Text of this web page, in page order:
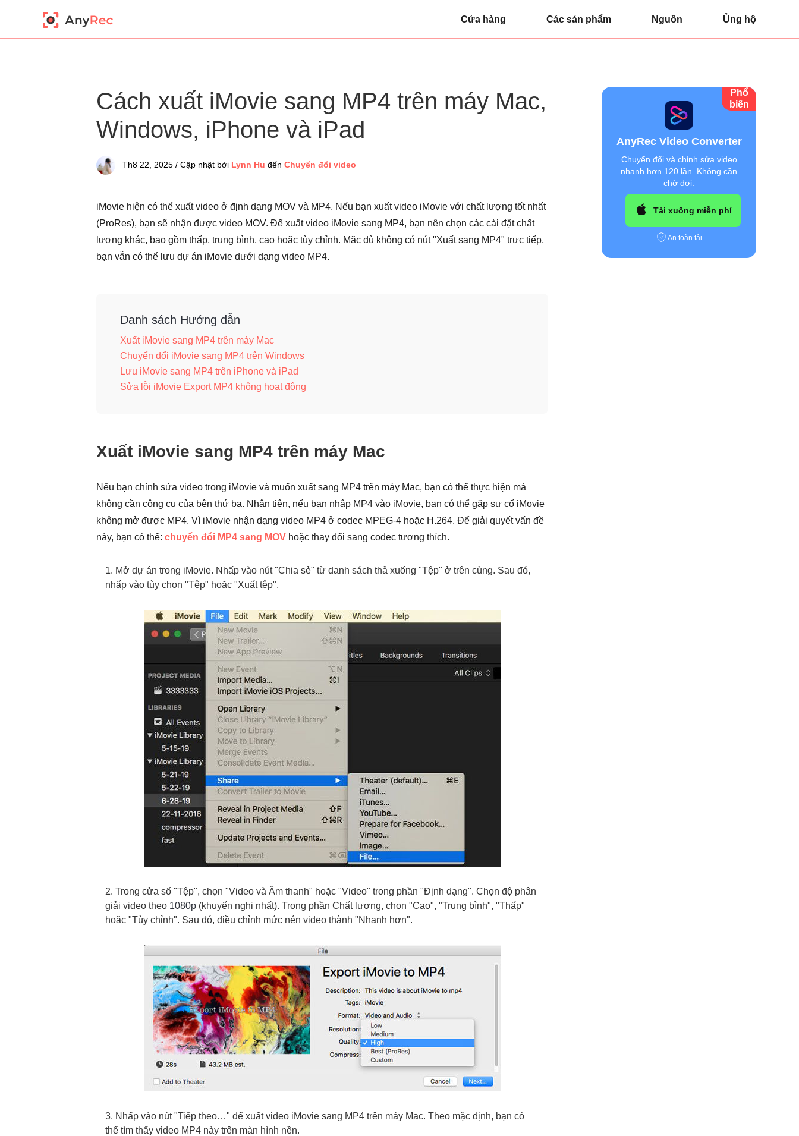
Cửa hàng Các sản phẩm Nguồn Ủng hộ
Phổ
biến
AnyRec Video Converter
Chuyển đổi và chỉnh sửa video
nhanh hơn 120 lần. Không cần
chờ đợi.
Tải xuống miễn phí
An toàn tải
Cách xuất iMovie sang MP4 trên máy Mac,
Windows, iPhone và iPad
Th8 22, 2025 / Cập nhật bởi Lynn Hu đến Chuyển đổi video
iMovie hiện có thể xuất video ở định dạng MOV và MP4. Nếu bạn xuất video iMovie với chất lượng tốt nhất
(ProRes), bạn sẽ nhận được video MOV. Để xuất video iMovie sang MP4, bạn nên chọn các cài đặt chất
lượng khác, bao gồm thấp, trung bình, cao hoặc tùy chỉnh. Mặc dù không có nút "Xuất sang MP4" trực tiếp,
bạn vẫn có thể lưu dự án iMovie dưới dạng video MP4.
Danh sách Hướng dẫn
Xuất iMovie sang MP4 trên máy Mac
Chuyển đổi iMovie sang MP4 trên Windows
Lưu iMovie sang MP4 trên iPhone và iPad
Sửa lỗi iMovie Export MP4 không hoạt động
Xuất iMovie sang MP4 trên máy Mac
Nếu bạn chỉnh sửa video trong iMovie và muốn xuất sang MP4 trên máy Mac, bạn có thể thực hiện mà
không cần công cụ của bên thứ ba. Nhân tiện, nếu bạn nhập MP4 vào iMovie, bạn có thể gặp sự cố iMovie
không mở được MP4. Vì iMovie nhận dạng video MP4 ở codec MPEG-4 hoặc H.264. Để giải quyết vấn đề
này, bạn có thể: chuyển đổi MP4 sang MOV hoặc thay đổi sang codec tương thích.
1. Mở dự án trong iMovie. Nhấp vào nút "Chia sẻ" từ danh sách thả xuống "Tệp" ở trên cùng. Sau đó,
nhấp vào tùy chọn "Tệp" hoặc "Xuất tệp".
2. Trong cửa sổ "Tệp", chọn "Video và Âm thanh" hoặc "Video" trong phần "Định dạng". Chọn độ phân
giải video theo 1080p (khuyến nghị nhất). Trong phần Chất lượng, chọn "Cao", "Trung bình", "Thấp"
hoặc "Tùy chỉnh". Sau đó, điều chỉnh mức nén video thành "Nhanh hơn".
3. Nhấp vào nút "Tiếp theo…" để xuất video iMovie sang MP4 trên máy Mac. Theo mặc định, bạn có
thể tìm thấy video MP4 này trên màn hình nền.